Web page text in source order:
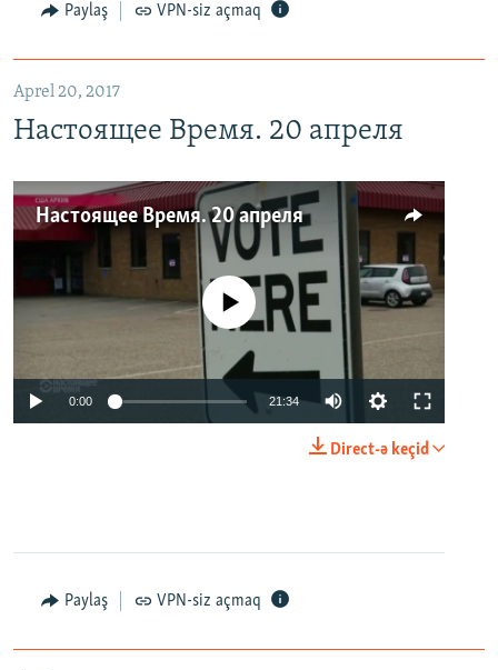
Paylaş VPN-siz açmaq
Aprel 20, 2017
Настоящее Время. 20 апреля
Настоящее Время. 20 апреля
No media source currently available
0:00 21:34
Direct-ə keçid
Paylaş VPN-siz açmaq